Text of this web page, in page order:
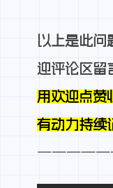
以上是此
迎评论区留
用欢迎点赞
有动力持续